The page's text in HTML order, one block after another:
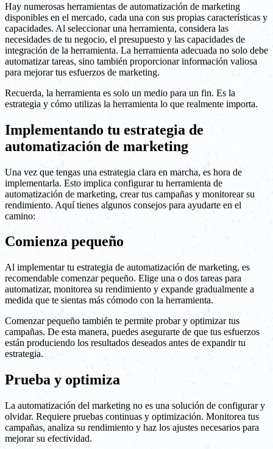
Hay numerosas herramientas de automatización de marketing
disponibles en el mercado, cada una con sus propias características y
capacidades. Al seleccionar una herramienta, considera las
necesidades de tu negocio, el presupuesto y las capacidades de
integración de la herramienta. La herramienta adecuada no solo debe
automatizar tareas, sino también proporcionar información valiosa
para mejorar tus esfuerzos de marketing.
Recuerda, la herramienta es solo un medio para un fin. Es la
estrategia y cómo utilizas la herramienta lo que realmente importa.
Implementando tu estrategia de
automatización de marketing
Una vez que tengas una estrategia clara en marcha, es hora de
implementarla. Esto implica configurar tu herramienta de
automatización de marketing, crear tus campañas y monitorear su
rendimiento. Aquí tienes algunos consejos para ayudarte en el
camino:
Comienza pequeño
Al implementar tu estrategia de automatización de marketing, es
recomendable comenzar pequeño. Elige una o dos tareas para
automatizar, monitorea su rendimiento y expande gradualmente a
medida que te sientas más cómodo con la herramienta.
Comenzar pequeño también te permite probar y optimizar tus
campañas. De esta manera, puedes asegurarte de que tus esfuerzos
están produciendo los resultados deseados antes de expandir tu
estrategia.
Prueba y optimiza
La automatización del marketing no es una solución de configurar y
olvidar. Requiere pruebas continuas y optimización. Monitorea tus
campañas, analiza su rendimiento y haz los ajustes necesarios para
mejorar su efectividad.